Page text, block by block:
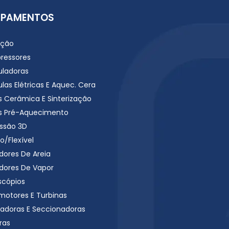
Elétricas E Aquec. Cera
Cerâmica E Sinterização
Pré-Aquecimento
3D
Flexível
De Areia
De Vapor
E Turbinas
E Seccionadoras